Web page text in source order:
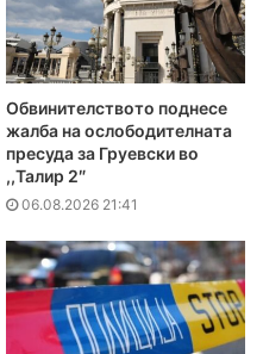
Обвинителството поднесе
жалба на ослободителната
пресуда за Груевски во
,,Талир 2″
06.08.2026 21:41